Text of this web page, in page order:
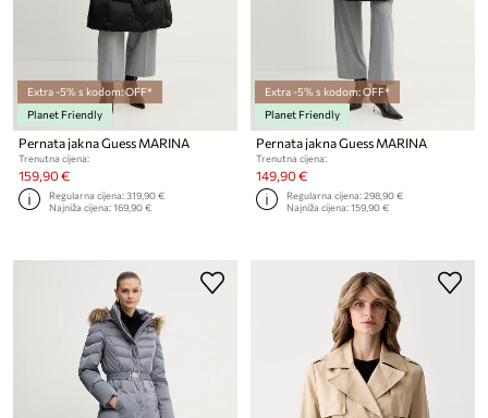
Extra -5% s kodom: OFF*
Planet Friendly
Pernata jakna Guess MARINA
Trenutna cijena:
159,90 €
Regularna cijena:319,90 €
Najniža cijena:169,90 €
Extra -5% s kodom: OFF*
Planet Friendly
Pernata jakna Guess MARINA
Trenutna cijena:
149,90 €
Regularna cijena:298,90 €
Najniža cijena:159,90 €